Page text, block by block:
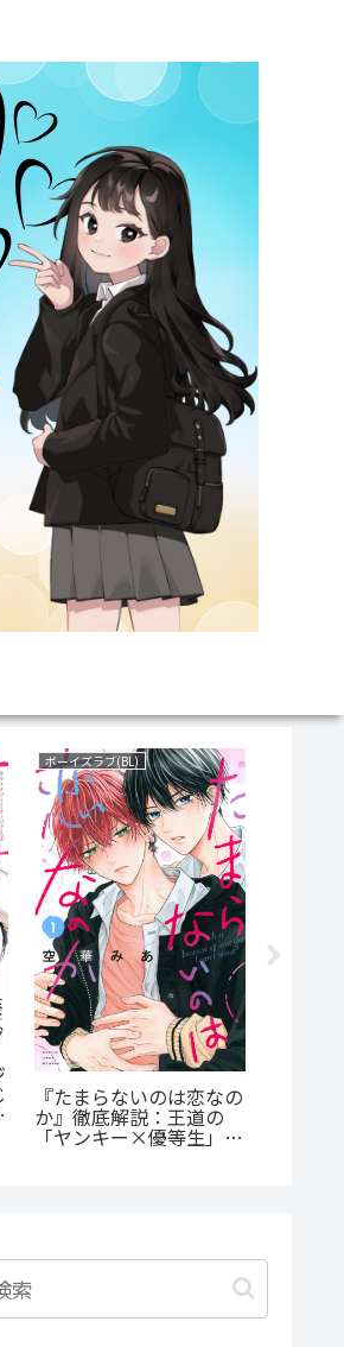
育児・子育て
蒼井まもる『ふつうの女
の子』レビュー。母とし
ての葛藤と、娘の成長に
涙が止まらない